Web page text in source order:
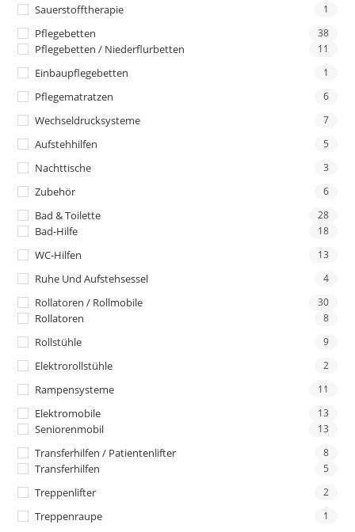
Sauerstofftherapie 1
Pflegebetten 38
Pflegebetten / Niederflurbetten 11
Einbaupflegebetten 1
Pflegematratzen 6
Wechseldrucksysteme 7
Aufstehhilfen 5
Nachttische 3
Zubehör 6
Bad & Toilette 28
Bad-Hilfe 18
WC-Hilfen 13
Ruhe Und Aufstehsessel 4
Rollatoren / Rollmobile 30
Rollatoren 8
Rollstühle 9
Elektrorollstühle 2
Rampensysteme 11
Elektromobile 13
Seniorenmobil 13
Transferhilfen / Patientenlifter 8
Transferhilfen 5
Treppenlifter 2
Treppenraupe 1